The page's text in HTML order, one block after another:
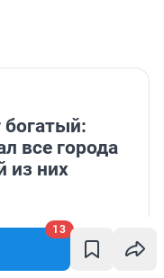
13
все города
из них
антиквар